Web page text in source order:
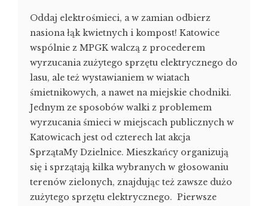
Oddaj elektrośmieci, a w zamian odbierz
nasiona łąk kwietnych i kompost! Katowice
wspólnie z MPGK walczą z procederem
wyrzucania zużytego sprzętu elektrycznego do
lasu, ale też wystawianiem w wiatach
śmietnikowych, a nawet na miejskie chodniki.
Jednym ze sposobów walki z problemem
wyrzucania śmieci w miejscach publicznych w
Katowicach jest od czterech lat akcja
SprzątaMy Dzielnice. Mieszkańcy organizują
się i sprzątają kilka wybranych w głosowaniu
terenów zielonych, znajdując też zawsze dużo
zużytego sprzętu elektrycznego. Pierwsze